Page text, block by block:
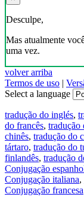
Desculpe,
Mas atualmente
uma vez.
volver arriba
Termos de uso |
Select a language
tradução do inglés,
do francês, tradução
chinês, tradução do
tártaro, tradução do
finlandês, tradução
Conjugação
Conjugação italiana,
Conjugação francesa